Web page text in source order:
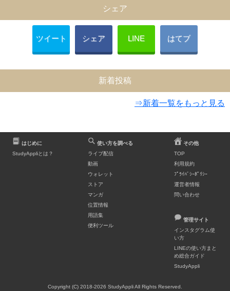
シェア
ツイート シェア LINE はてブ
新着投稿
⇒新着一覧をもっと見る
はじめに
StudyAppliとは？
使い方を調べる
ライブ配信
動画
ウォレット
ストア
マンガ
位置情報
用語集
便利ツール
その他
TOP
利用規約
ﾌﾟﾗｲﾊﾞｼｰﾎﾟﾘｼｰ
運営者情報
問い合わせ
管理サイト
インスタグラム使
い方
LINEの使い方まと
め総合ガイド
StudyAppli
Copyright (C) 2018-2026 StudyAppli All Rights Reserved.